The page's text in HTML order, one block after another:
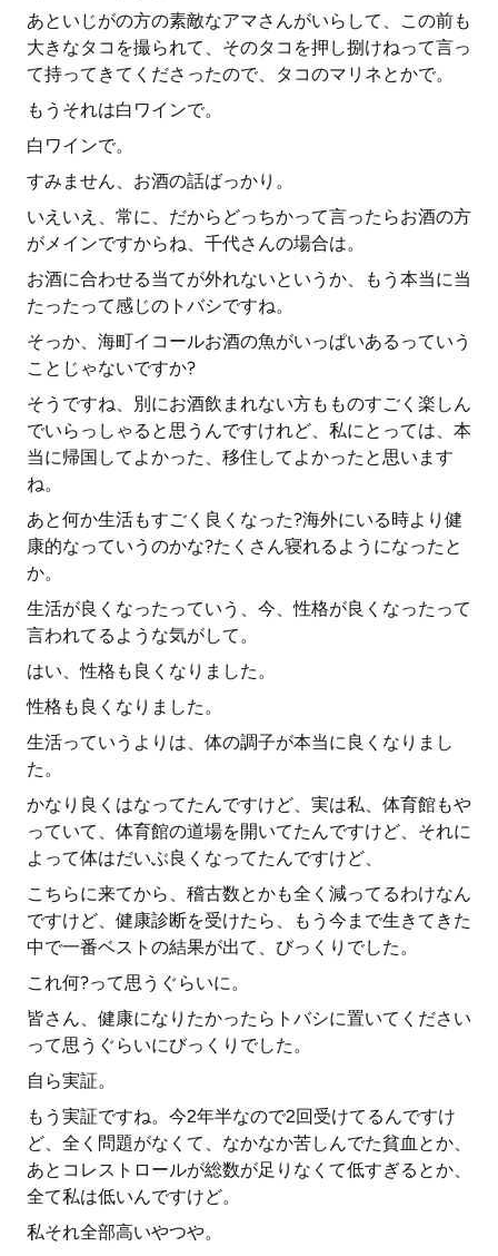
あといじがの方の素敵なアマさんがいらして、この前も
大きなタコを撮られて、そのタコを押し捌けねって言っ
て持ってきてくださったので、タコのマリネとかで。
もうそれは白ワインで。
白ワインで。
すみません、お酒の話ばっかり。
いえいえ、常に、だからどっちかって言ったらお酒の方
がメインですからね、千代さんの場合は。
お酒に合わせる当てが外れないというか、もう本当に当
たったって感じのトバシですね。
そっか、海町イコールお酒の魚がいっぱいあるっていう
ことじゃないですか?
そうですね、別にお酒飲まれない方もものすごく楽しん
でいらっしゃると思うんですけれど、私にとっては、本
当に帰国してよかった、移住してよかったと思います
ね。
あと何か生活もすごく良くなった?海外にいる時より健
康的なっていうのかな?たくさん寝れるようになったと
か。
生活が良くなったっていう、今、性格が良くなったって
言われてるような気がして。
はい、性格も良くなりました。
性格も良くなりました。
生活っていうよりは、体の調子が本当に良くなりまし
た。
かなり良くはなってたんですけど、実は私、体育館もや
っていて、体育館の道場を開いてたんですけど、それに
よって体はだいぶ良くなってたんですけど、
こちらに来てから、稽古数とかも全く減ってるわけなん
ですけど、健康診断を受けたら、もう今まで生きてきた
中で一番ベストの結果が出て、びっくりでした。
これ何?って思うぐらいに。
皆さん、健康になりたかったらトバシに置いてください
って思うぐらいにびっくりでした。
自ら実証。
もう実証ですね。今2年半なので2回受けてるんですけ
ど、全く問題がなくて、なかなか苦しんでた貧血とか、
あとコレストロールが総数が足りなくて低すぎるとか、
全て私は低いんですけど。
私それ全部高いやつや。